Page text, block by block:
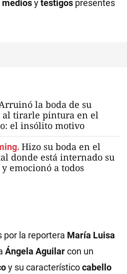
mediosytestigos presentes
la boda de su
al tirarle pintura en el
el insólito motivo
Hizo su boda en el
donde está internado su
emocionó a todos
por la reportera María Luisa
Ángela Aguilarcon un
y su característicocabello